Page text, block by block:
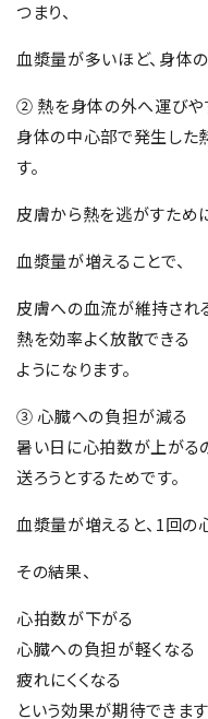
つまり、
血漿量が多いほど、身体
② 熱を身体の外へ運びや
身体の中心部で発生した
す。
皮膚から熱を逃がすため
血漿量が増えることで、
皮膚への血流が維持され
熱を効率よく放散できる
ようになります。
③ 心臓への負担が減る
暑い日に心拍数が上がる
送ろうとするためです。
血漿量が増えると、1回の
その結果、
心拍数が下がる
心臓への負担が軽くなる
疲れにくくなる
という効果が期待できます